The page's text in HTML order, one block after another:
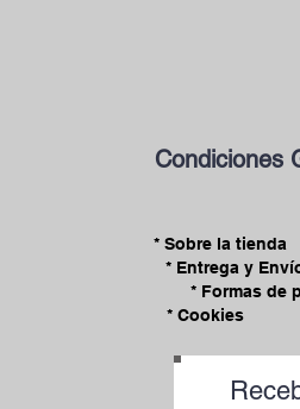
Condiciones
* Sobre la tienda
* Formas de
* Entrega y
* Cookies